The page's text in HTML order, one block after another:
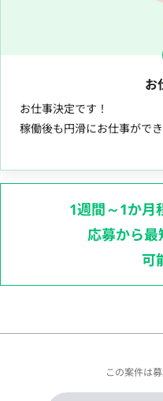
お
お仕事決定です！
稼働後も円滑にお仕事がで
1週間～1か月
応募から最
可
この案件は